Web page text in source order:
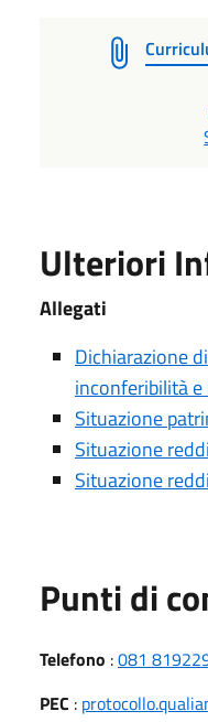
Ulteriori
Allegati
Dichiarazione
inconferibilità
Situazione
Situazione
Situazione
Punti di
Telefono :081
PEC :